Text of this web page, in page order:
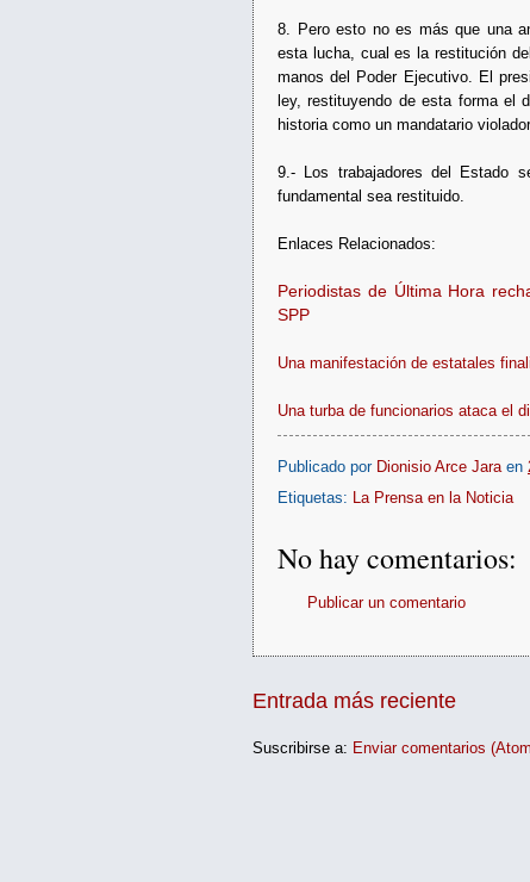
8. Pero esto no es más que una
esta lucha, cual es la restitución
manos del Poder Ejecutivo. El
ley, restituyendo de esta forma el
historia como un mandatario
9.- Los trabajadores del Estado
fundamental sea restituido.
Enlaces Relacionados:
Periodistas de Última Hora
SPP
Una manifestación de estatales
Una turba de funcionarios ataca el
Publicado por Dionisio Arce Jara en
Etiquetas: La Prensa en la Noticia
No hay comentarios:
Publicar un comentario
Entrada más reciente
Suscribirse a: Enviar comentarios